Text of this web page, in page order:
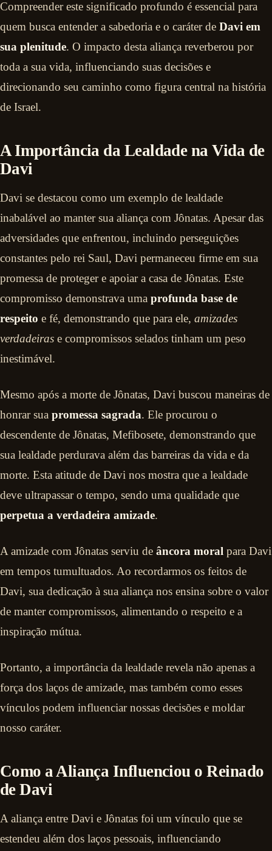
Compreender este significado profundo é essencial para
quem busca entender a sabedoria e o caráter de Davi em
sua plenitude. O impacto desta aliança reverberou por
toda a sua vida, influenciando suas decisões e
direcionando seu caminho como figura central na história
de Israel.
A Importância da Lealdade na Vida de
Davi
Davi se destacou como um exemplo de lealdade
inabalável ao manter sua aliança com Jônatas. Apesar das
adversidades que enfrentou, incluindo perseguições
constantes pelo rei Saul, Davi permaneceu firme em sua
promessa de proteger e apoiar a casa de Jônatas. Este
compromisso demonstrava uma profunda base de
respeito e fé, demonstrando que para ele, amizades
verdadeiras e compromissos selados tinham um peso
inestimável.
Mesmo após a morte de Jônatas, Davi buscou maneiras de
honrar sua promessa sagrada. Ele procurou o
descendente de Jônatas, Mefibosete, demonstrando que
sua lealdade perdurava além das barreiras da vida e da
morte. Esta atitude de Davi nos mostra que a lealdade
deve ultrapassar o tempo, sendo uma qualidade que
perpetua a verdadeira amizade.
A amizade com Jônatas serviu de âncora moral para Davi
em tempos tumultuados. Ao recordarmos os feitos de
Davi, sua dedicação à sua aliança nos ensina sobre o valor
de manter compromissos, alimentando o respeito e a
inspiração mútua.
Portanto, a importância da lealdade revela não apenas a
força dos laços de amizade, mas também como esses
vínculos podem influenciar nossas decisões e moldar
nosso caráter.
Como a Aliança Influenciou o Reinado
de Davi
A aliança entre Davi e Jônatas foi um vínculo que se
estendeu além dos laços pessoais, influenciando